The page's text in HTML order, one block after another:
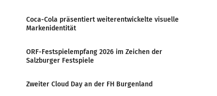
Coca-Cola präsentiert weiterentwickelte visuelle
Markenidentität
ORF-Festspielempfang 2026 im Zeichen der
Salzburger Festspiele
Zweiter Cloud Day an der FH Burgenland